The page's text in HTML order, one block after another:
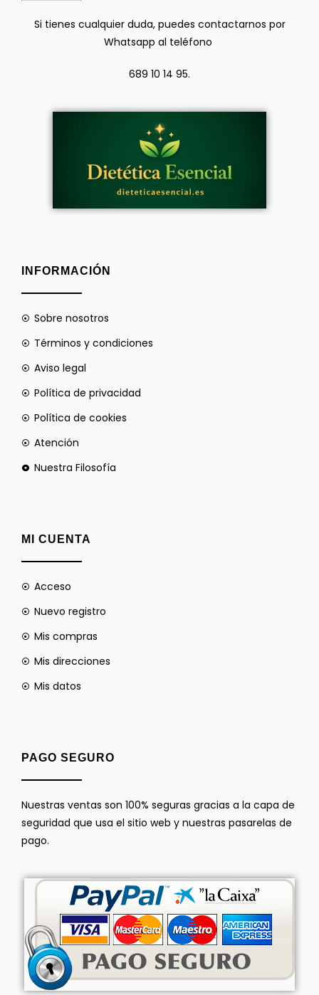
Si tienes cualquier duda, puedes contactarnos por
Whatsapp al teléfono
689 10 14 95.
INFORMACIÓN
Sobre nosotros
Términos y condiciones
Aviso legal
Política de privacidad
Política de cookies
Atención
Nuestra Filosofía
MI CUENTA
Acceso
Nuevo registro
Mis compras
Mis direcciones
Mis datos
PAGO SEGURO
Nuestras ventas son 100% seguras gracias a la capa de
seguridad que usa el sitio web y nuestras pasarelas de
pago.